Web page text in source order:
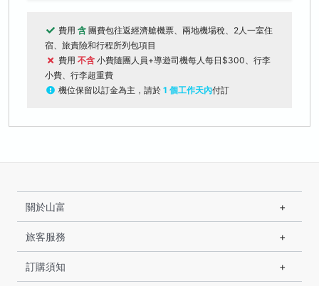
費用 含 團費包往返經濟艙機票、兩地機場稅、2人一室住
宿、旅責險和行程所列包項目
費用 不含 小費隨團人員+導遊司機每人每日$300、行李
小費、行李超重費
機位保留以訂金為主，請於 1 個工作天內付訂
關於山富
旅客服務
訂購須知